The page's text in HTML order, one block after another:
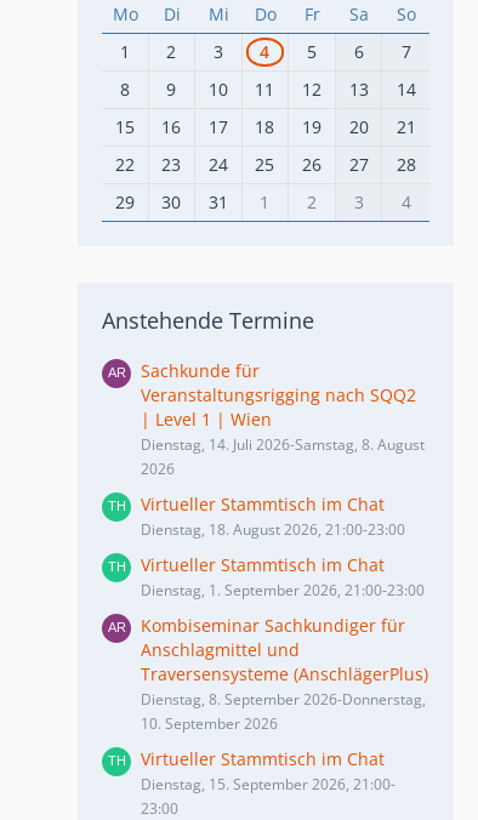
Mo Di Mi Do Fr Sa
So
1
2 3 4 5 6
7
8
9 10 11 12 13
14
15
16 17 18 19 20
21
22
23 24 25 26 27
28
29
30 31 1 2 3 4
Anstehende Termine
Sachkunde für
Veranstaltungsrigging nach SQQ2
| Level 1 | Wien
Dienstag, 14. Juli 2026-Samstag, 8. August
2026
Virtueller Stammtisch im Chat
Dienstag, 18. August 2026, 21:00-23:00
Virtueller Stammtisch im Chat
Dienstag, 1. September 2026, 21:00-23:00
Kombiseminar Sachkundiger für
Anschlagmittel und
Traversensysteme (AnschlägerPlus)
Dienstag, 8. September 2026-Donnerstag,
10. September 2026
Virtueller Stammtisch im Chat
Dienstag, 15. September 2026, 21:00-
23:00